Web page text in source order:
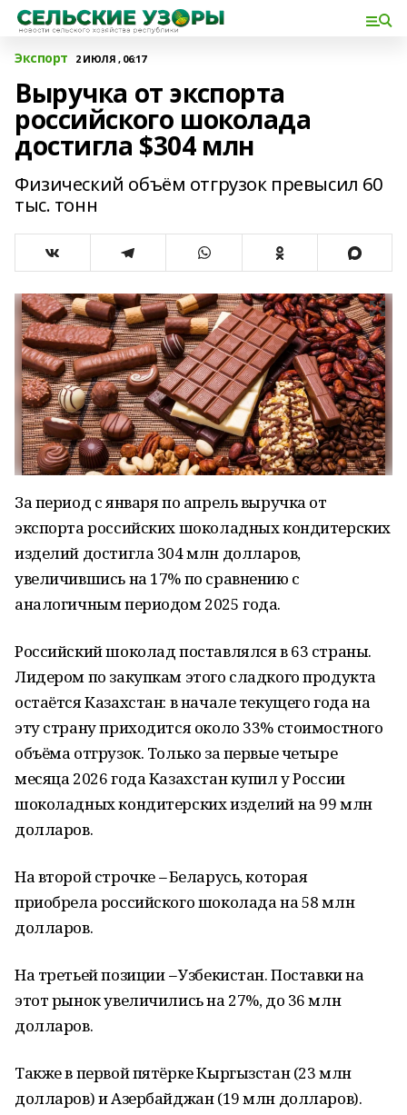
Экспорт 2 ИЮЛЯ , 06:17
Выручка от экспорта
российского шоколада
достигла $304 млн
Физический объём отгрузок превысил 60
тыс. тонн
За период с января по апрель выручка от
экспорта российских шоколадных кондитерских
изделий достигла 304 млн долларов,
увеличившись на 17% по сравнению с
аналогичным периодом 2025 года.
Российский шоколад поставлялся в 63 страны.
Лидером по закупкам этого сладкого продукта
остаётся Казахстан: в начале текущего года на
эту страну приходится около 33% стоимостного
объёма отгрузок. Только за первые четыре
месяца 2026 года Казахстан купил у России
шоколадных кондитерских изделий на 99 млн
долларов.
На второй строчке–Беларусь, которая
приобрела российского шоколада на 58 млн
долларов.
На третьей позиции–Узбекистан. Поставки на
этот рынок увеличились на 27%, до 36 млн
долларов.
Также в первой пятёрке Кыргызстан (23 млн
долларов) и Азербайджан (19 млн долларов).